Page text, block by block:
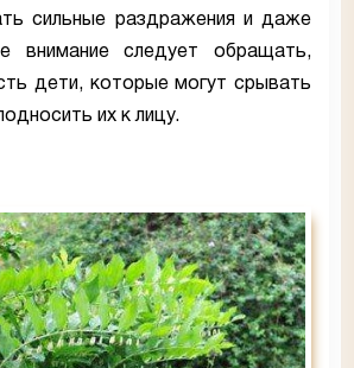
сильные раздражения и даже
внимание следует обращать,
дети, которые могут срывать
их к лицу.